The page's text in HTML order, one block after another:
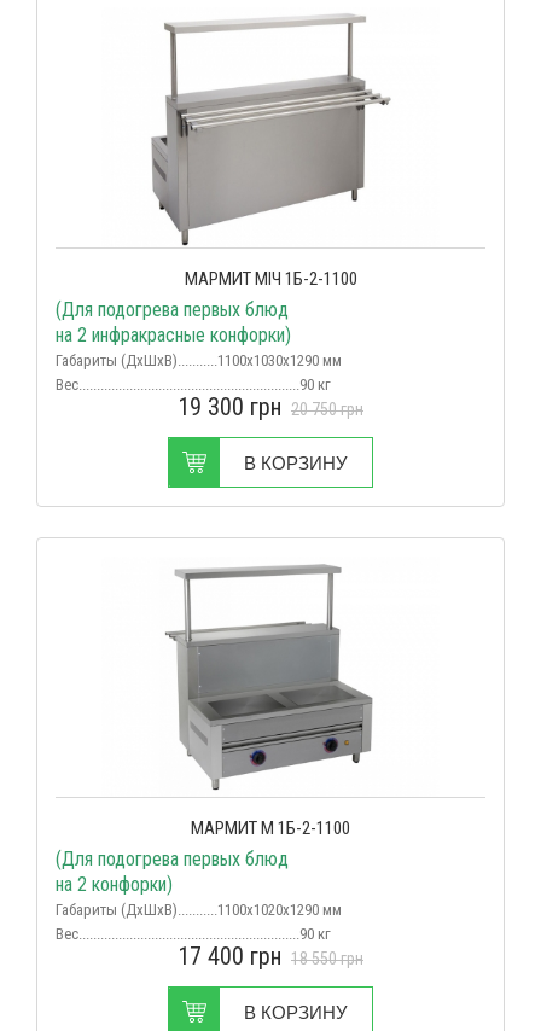
МАРМИТ МІЧ 1Б-2-1100
(Для подогрева первых блюд
на 2 инфракрасные конфорки)
Габариты (ДхШхВ)...........1100х1030х1290 мм
Вес.............................................................90 кг
Срок поставки...................................в наличии
19 300 грн 20 750грн
В КОРЗИНУ
МАРМИТ М 1Б-2-1100
(Для подогрева первых блюд
на 2 конфорки)
Габариты (ДхШхВ)...........1100х1020х1290 мм
Вес.............................................................90 кг
Срок поставки...................................в наличии
17 400 грн 18 550грн
В КОРЗИНУ